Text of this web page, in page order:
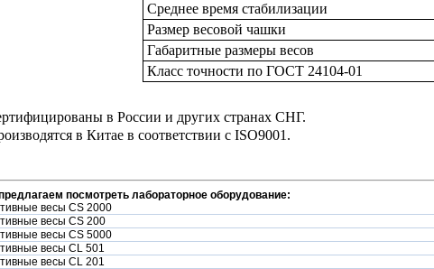
Среднее время стабилизации
Размер весовой чашки
Габаритные размеры весов
Класс точности по ГОСТ 24104-01
в России и других странах СНГ.
в Китае в соответствии с ISO9001.
посмотреть лабораторное оборудование:
весы CS 2000
весы CS 200
весы CS 5000
весы CL 501
весы CL 201